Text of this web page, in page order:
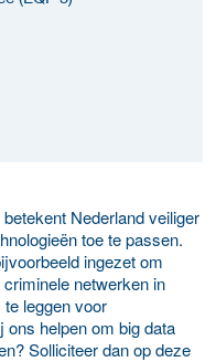
Nederland veiliger
toe te passen.
ingezet om
netwerken in
leggen voor
ons helpen om big data
Solliciteer dan op deze